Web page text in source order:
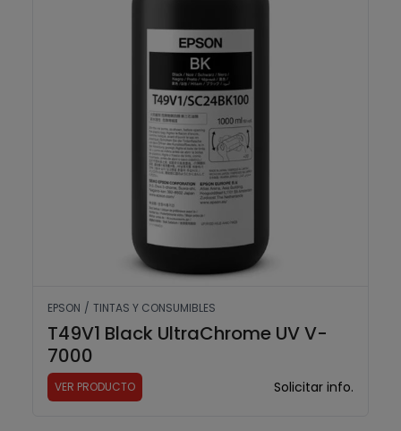
EPSON / TINTAS Y CONSUMIBLES
T49V1 Black UltraChrome UV V-
7000
VER PRODUCTO Solicitar info.